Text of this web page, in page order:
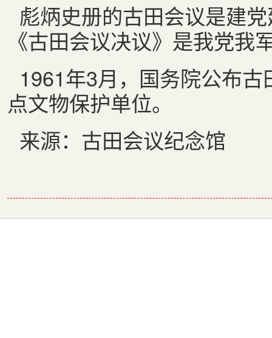
彪炳史册的古田会议是建
《古田会议决议》是我党我
1961年3月，国务院公布
点文物保护单位。
来源：古田会议纪念馆